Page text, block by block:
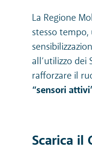
La Regione
stesso
all’utilizzo dei
rafforzare il
“sensori
Scarica il